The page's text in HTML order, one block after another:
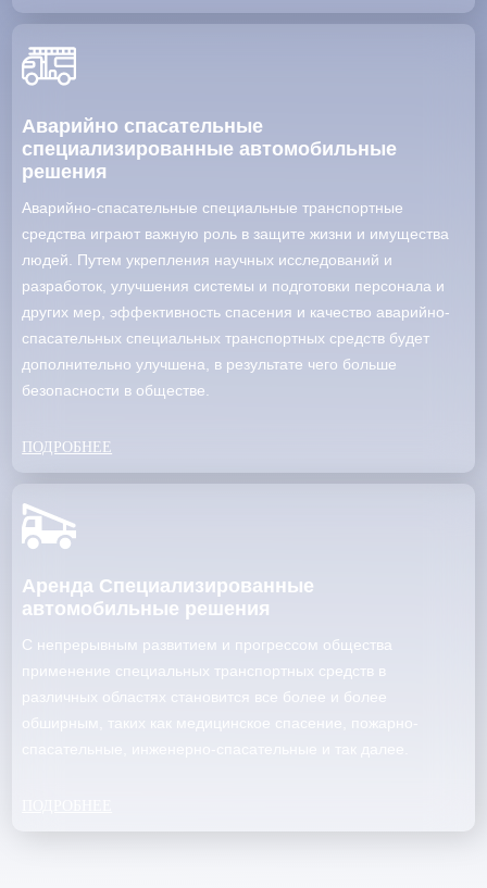
Аварийно спасательные
специализированные автомобильные
решения
Аварийно-спасательные специальные транспортные
средства играют важную роль в защите жизни и имущества
людей. Путем укрепления научных исследований и
разработок, улучшения системы и подготовки персонала и
других мер, эффективность спасения и качество аварийно-
спасательных специальных транспортных средств будет
дополнительно улучшена, в результате чего больше
безопасности в обществе.
ПОДРОБНЕЕ
Аренда Специализированные
автомобильные решения
С непрерывным развитием и прогрессом общества
применение специальных транспортных средств в
различных областях становится все более и более
обширным, таких как медицинское спасение, пожарно-